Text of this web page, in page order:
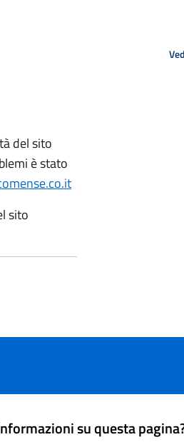
del sito
è stato
sito
su questa